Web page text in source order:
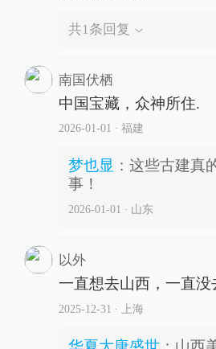
共1 条回复
南国伏栖
中国宝藏，众神所住.
2026-01-01 ∙ 福建
梦也显 ： 这些古建真
事！
2026-01-01 ∙ 山东
以外
一直想去山西，一直没
2025-12-31 ∙ 上海